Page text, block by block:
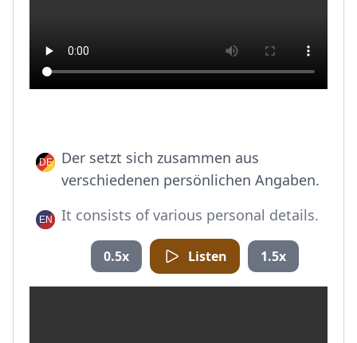
Der setzt sich zusammen aus
verschiedenen persönlichen Angaben.
It consists of various personal details.
0.5x Listen 1.5x